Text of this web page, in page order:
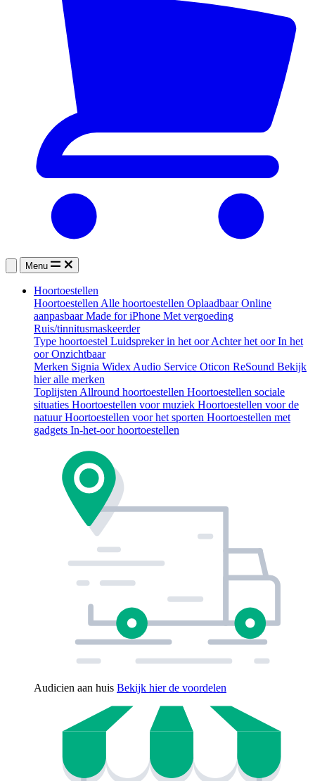
Menu
Hoortoestellen
HoortoestellenAlle hoortoestellen OplaadbaarOnline
aanpasbaarMade for iPhone Met vergoeding
Ruis/tinnitusmaskeerder
Type hoortoestel Luidspreker in het oorAchter het oorIn het
oorOnzichtbaar
Merken Signia WidexAudio Service Oticon ReSound Bekijk
hier alle merken
ToplijstenAllround hoortoestellen Hoortoestellen sociale
situaties Hoortoestellen voor muziek Hoortoestellen voor de
natuurHoortoestellen voor het sporten Hoortoestellen met
gadgets In-het-oor hoortoestellen
Audicien aan huis Bekijk hier de voordelen